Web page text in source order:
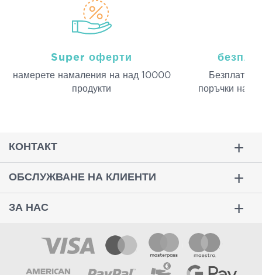
Super оферти
намерeте намаления на над 10000
продукти
Безплатна
поръчки над
КОНТАКТ
ОБСЛУЖВАНЕ НА КЛИЕНТИ
ЗА НАС